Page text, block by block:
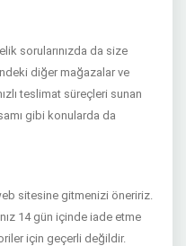
sorularınızda da size
diğer mağazalar ve
teslimat süreçleri sunan
gibi konularda da
sitesine gitmenizi öneririz.
14 gün içinde iade etme
için geçerli değildir.